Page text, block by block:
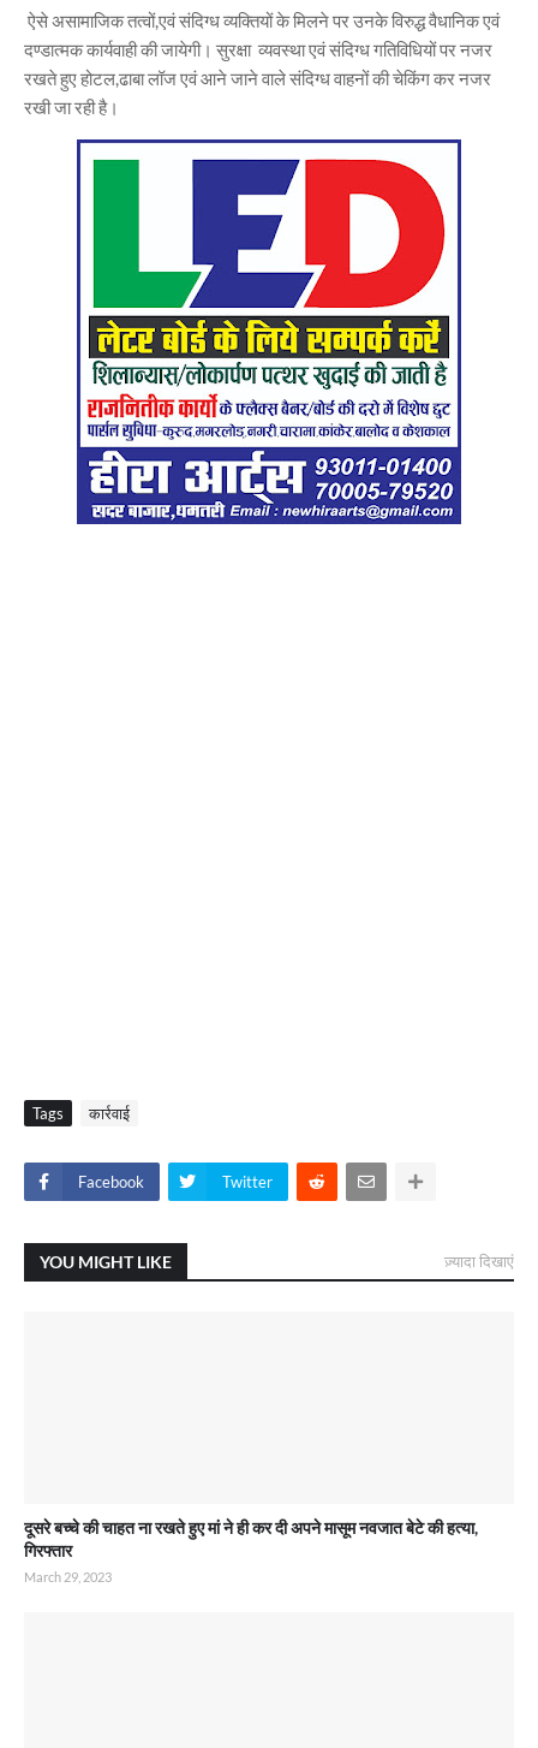
ऐसे असामाजिक तत्वों,एवं संदिग्ध व्यक्तियों के मिलने पर उनके विरुद्ध वैधानिक एवं
दण्डात्मक कार्यवाही की जायेगी। सुरक्षा व्यवस्था एवं संदिग्ध गतिविधियों पर नजर
रखते हुए होटल,ढाबा लॉज एवं आने जाने वाले संदिग्ध वाहनों की चेकिंग कर नजर
रखी जा रही है।
Tags कार्रवाई
Facebook Twitter
YOU MIGHT LIKE ज़्यादा दिखाएं
दूसरे बच्चे की चाहत ना रखते हुए मां ने ही कर दी अपने मासूम नवजात बेटे की हत्या,
गिरफ्तार
March 29, 2023